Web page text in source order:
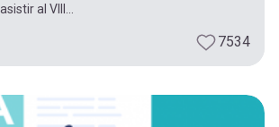
al VIII...
7534